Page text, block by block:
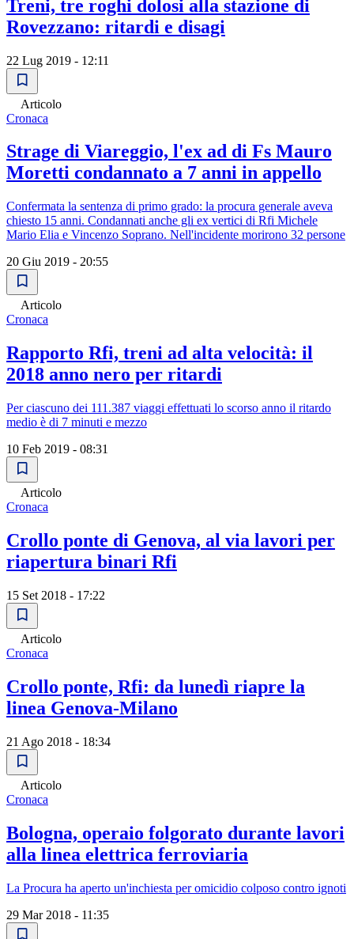
Treni, tre roghi dolosi alla stazione di
Rovezzano: ritardi e disagi
22 Lug 2019 - 12:11
Articolo
Cronaca
Strage di Viareggio, l'ex ad di Fs Mauro
Moretti condannato a 7 anni in appello
Confermata la sentenza di primo grado: la procura generale aveva
chiesto 15 anni. Condannati anche gli ex vertici di Rfi Michele
Mario Elia e Vincenzo Soprano. Nell'incidente morirono 32 persone
20 Giu 2019 - 20:55
Articolo
Cronaca
Rapporto Rfi, treni ad alta velocità: il
2018 anno nero per ritardi
Per ciascuno dei 111.387 viaggi effettuati lo scorso anno il ritardo
medio è di 7 minuti e mezzo
10 Feb 2019 - 08:31
Articolo
Cronaca
Crollo ponte di Genova, al via lavori per
riapertura binari Rfi
15 Set 2018 - 17:22
Articolo
Cronaca
Crollo ponte, Rfi: da lunedì riapre la
linea Genova-Milano
21 Ago 2018 - 18:34
Articolo
Cronaca
Bologna, operaio folgorato durante lavori
alla linea elettrica ferroviaria
La Procura ha aperto un'inchiesta per omicidio colposo contro ignoti
29 Mar 2018 - 11:35